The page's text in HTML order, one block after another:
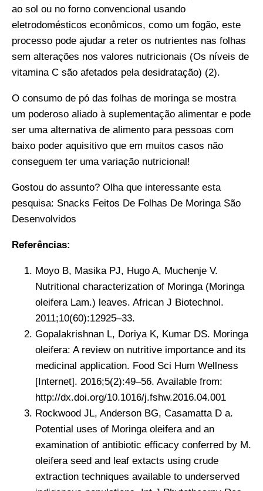
ao sol ou no forno convencional usando
eletrodomésticos econômicos, como um fogão, este
processo pode ajudar a reter os nutrientes nas folhas
sem alterações nos valores nutricionais (Os níveis de
vitamina C são afetados pela desidratação) (2).
O consumo de pó das folhas de moringa se mostra
um poderoso aliado à suplementação alimentar e pode
ser uma alternativa de alimento para pessoas com
baixo poder aquisitivo que em muitos casos não
conseguem ter uma variação nutricional!
Gostou do assunto? Olha que interessante esta
pesquisa: Snacks Feitos De Folhas De Moringa São
Desenvolvidos
Referências:
Moyo B, Masika PJ, Hugo A, Muchenje V.
Nutritional characterization of Moringa (Moringa
oleifera Lam.) leaves. African J Biotechnol.
2011;10(60):12925–33.
Gopalakrishnan L, Doriya K, Kumar DS. Moringa
oleifera: A review on nutritive importance and its
medicinal application. Food Sci Hum Wellness
[Internet]. 2016;5(2):49–56. Available from:
http://dx.doi.org/10.1016/j.fshw.2016.04.001
Rockwood JL, Anderson BG, Casamatta D a.
Potential uses of Moringa oleifera and an
examination of antibiotic efficacy conferred by M.
oleifera seed and leaf extacts using crude
extraction techniques available to underserved